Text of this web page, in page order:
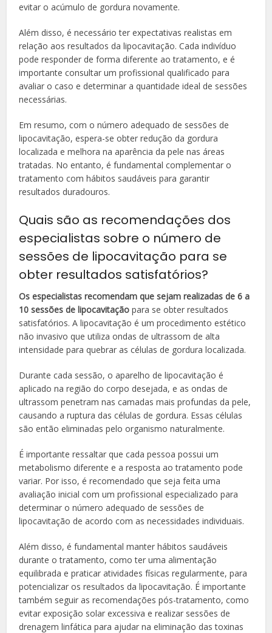
evitar o acúmulo de gordura novamente.
Além disso, é necessário ter expectativas realistas em
relação aos resultados da lipocavitação. Cada indivíduo
pode responder de forma diferente ao tratamento, e é
importante consultar um profissional qualificado para
avaliar o caso e determinar a quantidade ideal de sessões
necessárias.
Em resumo, com o número adequado de sessões de
lipocavitação, espera-se obter redução da gordura
localizada e melhora na aparência da pele nas áreas
tratadas. No entanto, é fundamental complementar o
tratamento com hábitos saudáveis para garantir
resultados duradouros.
Quais são as recomendações dos
especialistas sobre o número de
sessões de lipocavitação para se
obter resultados satisfatórios?
Os especialistas recomendam que sejam realizadas de 6 a
10 sessões de lipocavitação para se obter resultados
satisfatórios. A lipocavitação é um procedimento estético
não invasivo que utiliza ondas de ultrassom de alta
intensidade para quebrar as células de gordura localizada.
Durante cada sessão, o aparelho de lipocavitação é
aplicado na região do corpo desejada, e as ondas de
ultrassom penetram nas camadas mais profundas da pele,
causando a ruptura das células de gordura. Essas células
são então eliminadas pelo organismo naturalmente.
É importante ressaltar que cada pessoa possui um
metabolismo diferente e a resposta ao tratamento pode
variar. Por isso, é recomendado que seja feita uma
avaliação inicial com um profissional especializado para
determinar o número adequado de sessões de
lipocavitação de acordo com as necessidades individuais.
Além disso, é fundamental manter hábitos saudáveis
durante o tratamento, como ter uma alimentação
equilibrada e praticar atividades físicas regularmente, para
potencializar os resultados da lipocavitação. É importante
também seguir as recomendações pós-tratamento, como
evitar exposição solar excessiva e realizar sessões de
drenagem linfática para ajudar na eliminação das toxinas